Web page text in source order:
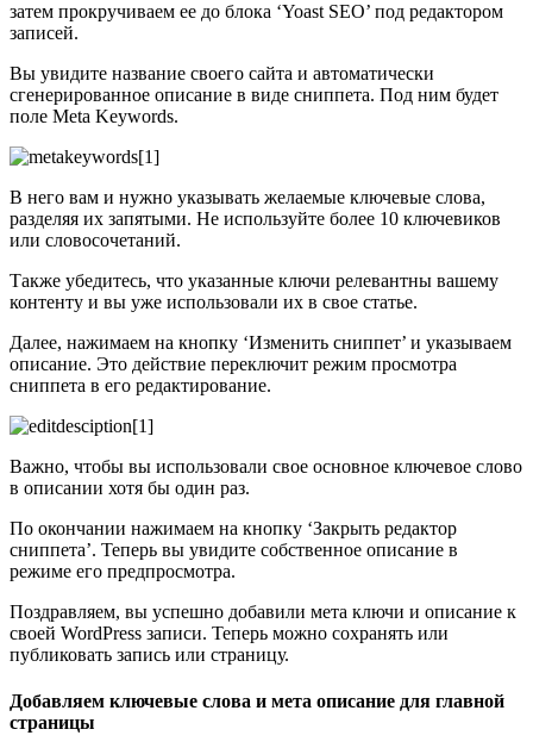
затем прокручиваем ее до блока ‘Yoast SEO’ под редактором
записей.
Вы увидите название своего сайта и автоматически
сгенерированное описание в виде сниппета. Под ним будет
поле Meta Keywords.
В него вам и нужно указывать желаемые ключевые слова,
разделяя их запятыми. Не используйте более 10 ключевиков
или словосочетаний.
Также убедитесь, что указанные ключи релевантны вашему
контенту и вы уже использовали их в свое статье.
Далее, нажимаем на кнопку ‘Изменить сниппет’ и указываем
описание. Это действие переключит режим просмотра
сниппета в его редактирование.
Важно, чтобы вы использовали свое основное ключевое слово
в описании хотя бы один раз.
По окончании нажимаем на кнопку ‘Закрыть редактор
сниппета’. Теперь вы увидите собственное описание в
режиме его предпросмотра.
Поздравляем, вы успешно добавили мета ключи и описание к
своей WordPress записи. Теперь можно сохранять или
публиковать запись или страницу.
Добавляем ключевые слова и мета описание для главной
страницы